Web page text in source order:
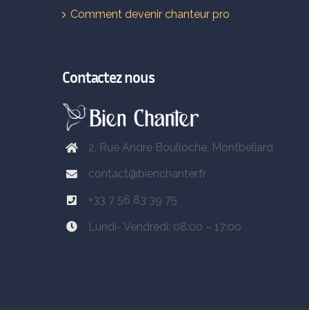
Comment devenir chanteur pro
Contactez nous
2, Rue André Boulloche, Montbeliard
contact@bienchanter.fr
+33 7 56 83 39 75
Lundi- Vendredi: 08:00 – 17:00